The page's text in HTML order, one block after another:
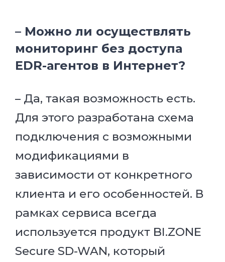
– Можно ли осуществлять
мониторинг без доступа
EDR-агентов в Интернет?
– Да, такая возможность есть.
Для этого разработана схема
подключения с возможными
модификациями в
зависимости от конкретного
клиента и его особенностей. В
рамках сервиса всегда
используется продукт BI.ZONE
Secure SD-WAN, который